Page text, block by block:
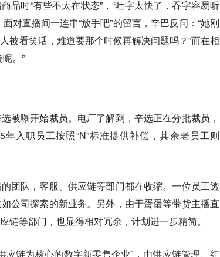
品时“有些不太在状态”，“吐字太快了，吞字容易听
对直播间一连串“放手吧”的留言，辛巴反问：“她刚
被看笑话，难道要那个时候再解决问题吗？”而在相
。”
被曝开始裁员。电厂了解到，辛选正在分批裁员，
入职员工按照“N”标准提供补偿，其余老员工则
团队，客服、供应链等部门都在收缩。一位员工透
公司探索的新业务。另外，由于蛋蛋等带货主播直
等部门，也显得相对冗余，计划进一步精简。
链为核心的数字新零售企业”，由供应链管理、红